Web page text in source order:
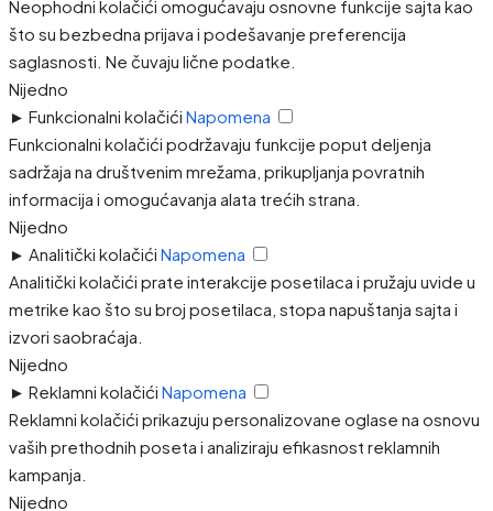
Neophodni kolačići omogućavaju osnovne funkcije sajta kao
što su bezbedna prijava i podešavanje preferencija
saglasnosti. Ne čuvaju lične podatke.
Nijedno
► Funkcionalni kolačići Napomena
Funkcionalni kolačići podržavaju funkcije poput deljenja
sadržaja na društvenim mrežama, prikupljanja povratnih
informacija i omogućavanja alata trećih strana.
Nijedno
► Analitički kolačići Napomena
Analitički kolačići prate interakcije posetilaca i pružaju uvide u
metrike kao što su broj posetilaca, stopa napuštanja sajta i
izvori saobraćaja.
Nijedno
► Reklamni kolačići Napomena
Reklamni kolačići prikazuju personalizovane oglase na osnovu
vaših prethodnih poseta i analiziraju efikasnost reklamnih
kampanja.
Nijedno